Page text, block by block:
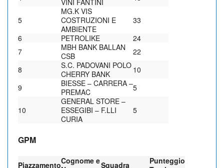
5
MG.K VIS
COSTRUZIONI E
AMBIENTE
33
6
PETROLIKE
24
7
MBH BANK BALLAN
CSB
22
8
S.C. PADOVANI POLO
CHERRY BANK
10
9
BIESSE – CARRERA –
PREMAC
5
10
GENERAL STORE –
ESSEGIBI – F.LLI
CURIA
5
GPM
PiazzamentoCognome eSquadra
Punteggio